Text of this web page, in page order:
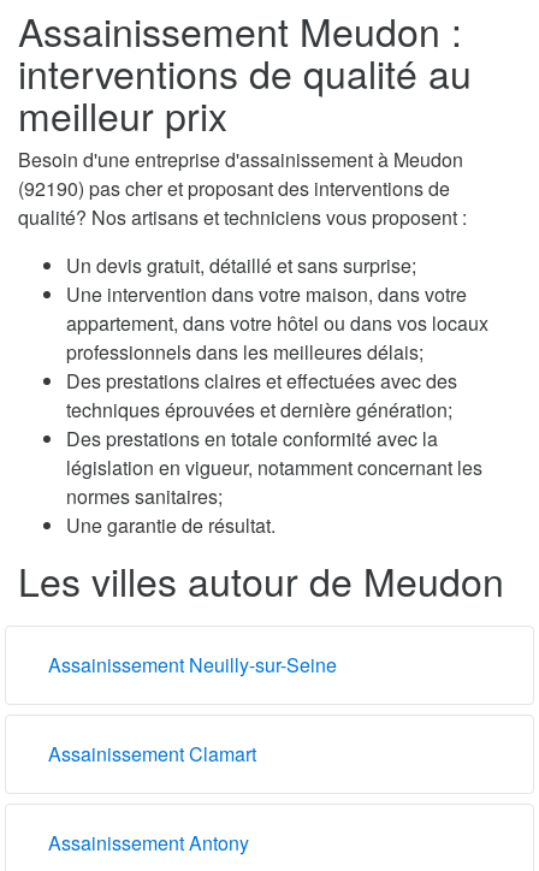
Assainissement Meudon :
interventions de qualité au
meilleur prix
Besoin d'une entreprise d'assainissement à Meudon
(92190) pas cher et proposant des interventions de
qualité? Nos artisans et techniciens vous proposent :
Un devis gratuit, détaillé et sans surprise;
Une intervention dans votre maison, dans votre
appartement, dans votre hôtel ou dans vos locaux
professionnels dans les meilleures délais;
Des prestations claires et effectuées avec des
techniques éprouvées et dernière génération;
Des prestations en totale conformité avec la
législation en vigueur, notamment concernant les
normes sanitaires;
Une garantie de résultat.
Les villes autour de Meudon
Assainissement Neuilly-sur-Seine
Assainissement Clamart
Assainissement Antony